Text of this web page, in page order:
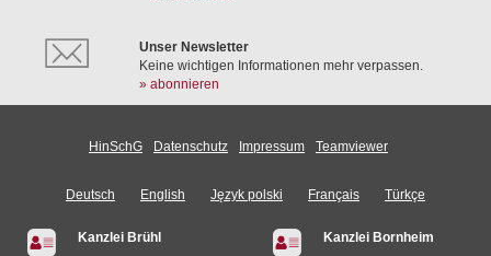
Unser Newsletter
Keine wichtigen Informationen mehr verpassen.
» abonnieren
HinSchG Datenschutz Impressum Teamviewer
Deutsch English Język polski Français Türkçe
Kanzlei Brühl
Kanzlei Bornheim